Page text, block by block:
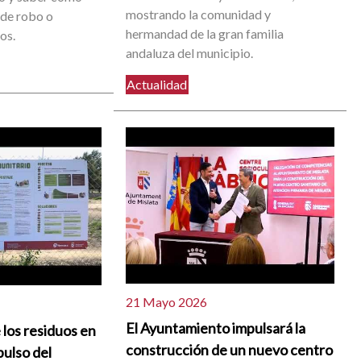
robo o
mostrando la comunidad y
hermandad de la gran familia
andaluza del municipio.
Actualidad
residuos en
del
21 Mayo 2026
El Ayuntamiento impulsará la
construcción de un nuevo centro